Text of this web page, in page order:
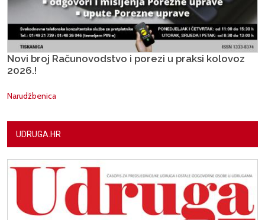
Novi broj Računovodstvo i porezi u praksi kolovoz
2026.!
Narudžbenica
UDRUGA.HR